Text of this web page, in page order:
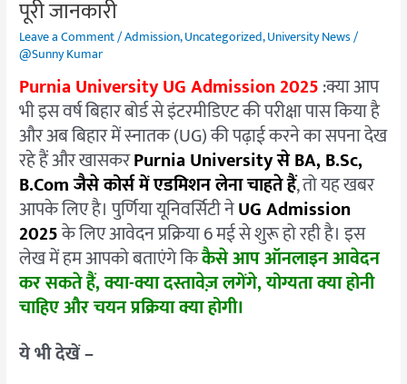
पूरी जानकारी
Leave a Comment/Admission,Uncategorized,University News/
@Sunny Kumar
Purnia University UG Admission 2025:क्या आप
भी इस वर्ष बिहार बोर्ड से इंटरमीडिएट की परीक्षा पास किया है
और अब बिहार में स्नातक (UG) की पढ़ाई करने का सपना देख
रहे हैं और खासकरPurnia University से BA, B.Sc,
B.Com जैसे कोर्स में एडमिशन लेना चाहते हैं, तो यह खबर
आपके लिए है। पुर्णिया यूनिवर्सिटी नेUG Admission
2025के लिए आवेदन प्रक्रिया 6 मई से शुरू हो रही है। इस
लेख में हम आपको बताएंगे किकैसे आप ऑनलाइन आवेदन
कर सकते हैं, क्या-क्या दस्तावेज़ लगेंगे, योग्यता क्या होनी
चाहिए और चयन प्रक्रिया क्या होगी।
ये भी देखें –
पूरी
जानकारी